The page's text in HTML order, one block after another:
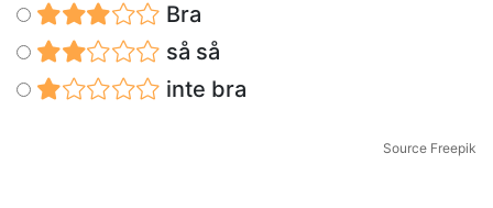
Bra
så så
inte bra
Source Freepik